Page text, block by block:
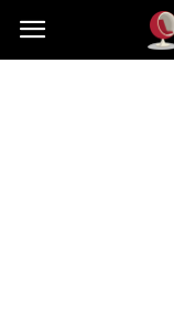
Dekoteria.pl